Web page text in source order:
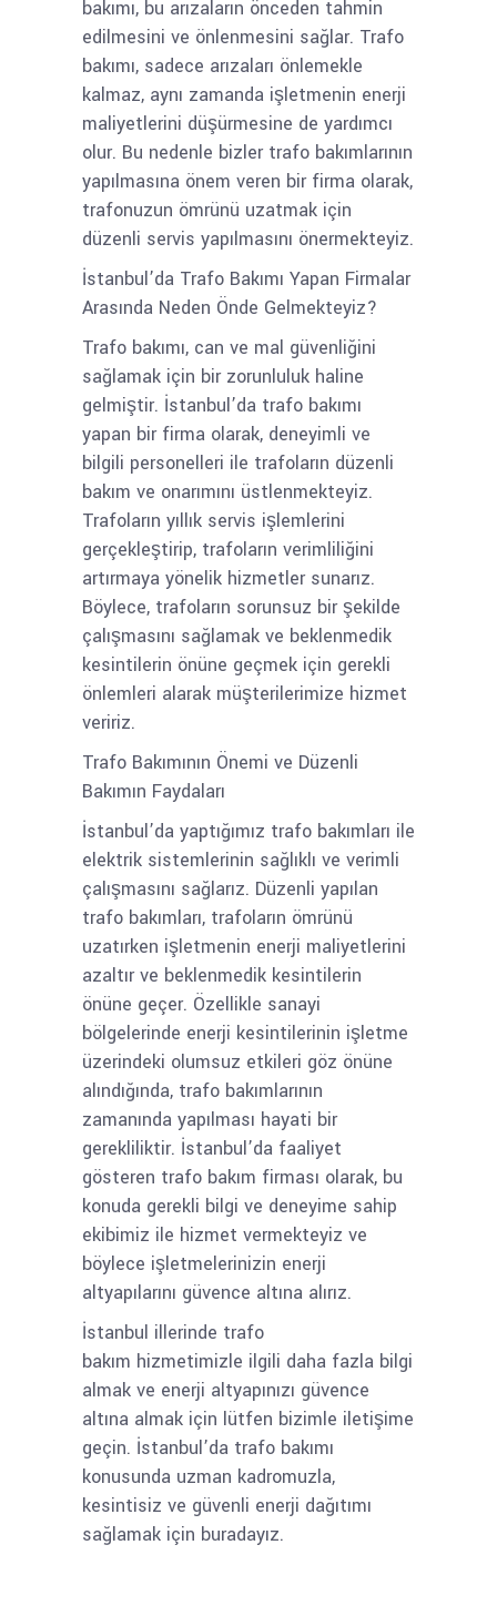
bakımı, bu arızaların önceden tahmin
edilmesini ve önlenmesini sağlar. Trafo
bakımı, sadece arızaları önlemekle
kalmaz, aynı zamanda işletmenin enerji
maliyetlerini düşürmesine de yardımcı
olur. Bu nedenle bizler trafo bakımlarının
yapılmasına önem veren bir firma olarak,
trafonuzun ömrünü uzatmak için
düzenli servis yapılmasını önermekteyiz.
İstanbul’da Trafo Bakımı Yapan Firmalar
Arasında Neden Önde Gelmekteyiz?
Trafo bakımı, can ve mal güvenliğini
sağlamak için bir zorunluluk haline
gelmiştir. İstanbul’da trafo bakımı
yapan bir firma olarak, deneyimli ve
bilgili personelleri ile trafoların düzenli
bakım ve onarımını üstlenmekteyiz.
Trafoların yıllık servis işlemlerini
gerçekleştirip, trafoların verimliliğini
artırmaya yönelik hizmetler sunarız.
Böylece, trafoların sorunsuz bir şekilde
çalışmasını sağlamak ve beklenmedik
kesintilerin önüne geçmek için gerekli
önlemleri alarak müşterilerimize hizmet
veririz.
Trafo Bakımının Önemi ve Düzenli
Bakımın Faydaları
İstanbul’da yaptığımız trafo bakımları ile
elektrik sistemlerinin sağlıklı ve verimli
çalışmasını sağlarız. Düzenli yapılan
trafo bakımları, trafoların ömrünü
uzatırken işletmenin enerji maliyetlerini
azaltır ve beklenmedik kesintilerin
önüne geçer. Özellikle sanayi
bölgelerinde enerji kesintilerinin işletme
üzerindeki olumsuz etkileri göz önüne
alındığında, trafo bakımlarının
zamanında yapılması hayati bir
gerekliliktir. İstanbul’da faaliyet
gösteren trafo bakım firması olarak, bu
konuda gerekli bilgi ve deneyime sahip
ekibimiz ile hizmet vermekteyiz ve
böylece işletmelerinizin enerji
altyapılarını güvence altına alırız.
İstanbul illerinde trafo
bakım hizmetimizle ilgili daha fazla bilgi
almak ve enerji altyapınızı güvence
altına almak için lütfen bizimle iletişime
geçin. İstanbul’da trafo bakımı
konusunda uzman kadromuzla,
kesintisiz ve güvenli enerji dağıtımı
sağlamak için buradayız.